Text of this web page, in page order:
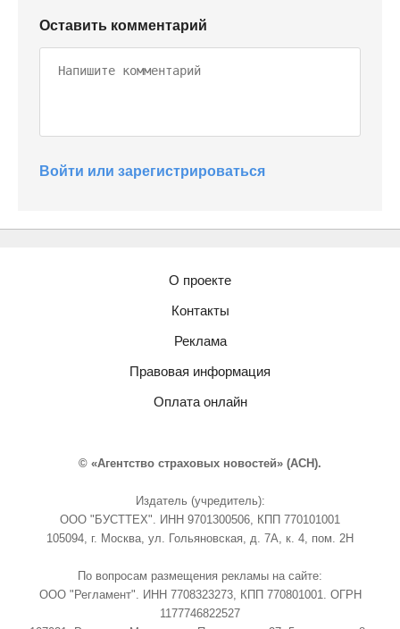
Оставить комментарий
Войти или зарегистрироваться
О проекте
Контакты
Реклама
Правовая информация
Оплата онлайн
© «Агентство страховых новостей» (АСН).
Издатель (учредитель):
ООО "БУСТТЕХ". ИНН 9701300506, КПП 770101001
105094, г. Москва, ул. Гольяновская, д. 7А, к. 4, пом. 2Н
По вопросам размещения рекламы на сайте:
ООО "Регламент". ИНН 7708323273, КПП 770801001. ОГРН
1177746822527